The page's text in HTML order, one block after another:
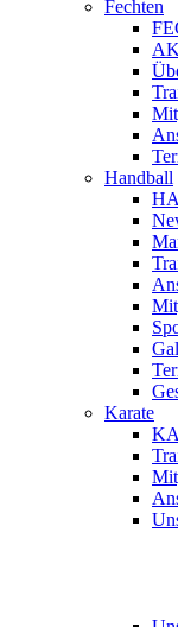
Fechten
Handball
Karate